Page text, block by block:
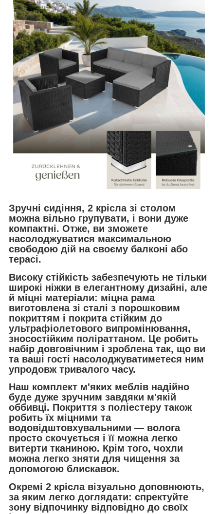
Зручні сидіння, 2 крісла зі столом
можна вільно групувати, і вони дуже
компактні. Отже, ви зможете
насолоджуватися максимальною
свободою дій на своєму балконі або
терасі.
Високу стійкість забезпечують не тільки
широкі ніжки в елегантному дизайні, але
й міцні матеріали: міцна рама
виготовлена зі сталі з порошковим
покриттям і покрита стійким до
ультрафіолетового випромінювання,
зносостійким поліраттаном. Це робить
набір довговічним і зроблена так, що ви
та ваші гості насолоджуватиметеся ним
упродовж тривалого часу.
Наш комплект м'яких меблів надійно
буде дуже зручним завдяки м'якій
оббивці. Покриття з поліестеру також
робить їх міцними та
водовідштовхувальними — волога
просто скочується і її можна легко
витерти тканиною. Крім того, чохли
можна легко зняти для чищення за
допомогою блискавок.
Окремі 2 крісла візуально доповнюють,
за яким легко доглядати: спректуйте
зону відпочинку відповідно до своїх